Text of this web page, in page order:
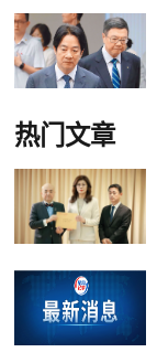
热门文章